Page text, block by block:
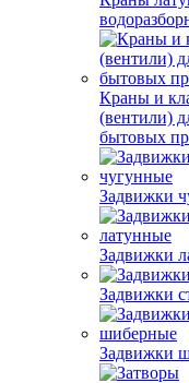
Краны и
(вентили)
бытовых
Задвижки
Задвижки
Задвижки
Задвижки